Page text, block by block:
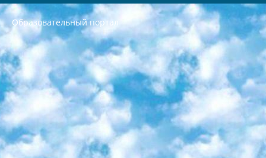
Образовательный портал
РЕСПУБЛИКА УЗБЕКИСТАН МИНИСТРЕРСТВО ДОШКОЛЬНОГО И ШКОЛЬНОГО ОБРАЗОВАНИЯ КОМАНДА в общеобразовательных учреждениях в 2023-2024 учебном году организация и проведение итоговой государственной аттестации обучающихся о Министра дошкольного и школьного образования Республики Узбекистан от 4 марта 2008 года (постановлением Минюста от 20 марта 2008 года № 1778 государственной регистрации) «Итоговое состояние учащихся общего среднего образования на основании положения об утверждении положения об аттестации общего среднего образования выпускной экзамен студентов в образовательных учреждениях в 2023-2024 учебном году В целях организации и прохождения аттестации приказываю: 1. Следующее: перечень предметов, по которым будет проводиться итоговая государственная аттестация и экзамен формы перевода согласно приложению 1; сертификаты международного образца, оценивающие уровень владения иностранными языками перечень согласно приложению 2; 2. Педагогический при специализированных образовательных учреждениях. научно-практический центр квалификации и международной оценки (Д.Давидова) 2024 г. До 25 марта: задания по предметам, по которым будет проводиться итоговая аттестация разработка и утверждение технических условий; итоговая аттестация на основании разработанного предметного задания разработка вопросов по предметам (устно и письменно), экзамен передача; общеобразовательные средние школы и специальные учебные заведения учащиеся выпускных классов школ и интернатов в агентской системе подготовка базы данных экзаменационных материалов и критериев оценки; перевод базы экзаменационных материалов на все языки обучения подать в Республиканский образовательный центр для изготовления; варианты экзаменов на основе разработанных контрольных материалов пусть будут поставлены задачи формирования. 3. Республиканский образовательный центр (Ш.Худайкулов) до 5 апреля 2024 года. до: база данных предоставленных экзаменационных материалов на все языки обучения перевод и экспертиза; для слепых, слабовидящих, глухих, слабослышащих и умственно отсталых детей учащиеся выпускных классов специализированных школ и школ-интернатов база данных экзаменационных материалов на всех преподаваемых языках подготовка критериев оценки; специализированные школы для умственно отсталых детей и технологии для учащихся выпускных классов школ-интернатов разработка соответствующих рекомендаций и критериев проведения ЕГЭ по естествознанию давать задания. 4. Педагогический при специализированных образовательных учреждениях. Научно-практический центр навыков и международной оценки (Д.Давидова), Республика образовательный центр (Худайкулов Ш.) итоговый государственный аттестационный экзамен ориентирован на творческое и логическое мышление при подготовке базы материалов учитывать введение заданий. 5. Следует отметить, что: сертификат государственного образца о знании общеобразовательного предмета и как минимум национальный уровень B1 по предметам на иностранных языках, указанным в Приложении 2. или международно признанный сертификат эквивалентного уровня студенты, изучающие определенный предмет, освобождаются от экзамена; по соответствующим предметам запланирована итоговая государственная аттестация за день до дня, путем жеребьевки Рабочей группой (в письменной форме по предметам, проводимым в форме) из числа сформированных вариантов выбрано 2 варианта; 2 выбранных варианта экзамена анонсированы на официальном сайте министерства и все выпускники по всей стране на основе этих вариантов проводит итоговую государственную аттестацию. 6. Государственное образование учащихся средних общеобразовательных учреждений. знания в соответствии с квалификационными требованиями, которые необходимо приобрести на основании стандартов итоговый (выпускной) контроль для 9 и 11 классов в целях тестирования Экзамены (далее – экзамены) состоят из предметов, перечисленных в приложении 1. будет сделано. 7. Экзамены пройдут с 26 мая по 15 июня 2024 г. (кроме науки физического воспитания). 8. Физическая для учащихся 9 классов общесредних образовательных учреждений. Экзамены по предмету «Образование, квалификация медицина» 1-6 мая 2024 года. сотрудники перевести под присмотр (с отклонениями в физическом или умственном развитии) специализированная школа для детей, школы-интернаты и со сколиозом школы-интернаты санаторного типа для больных детей исключены). 9. Он был слепым, слабовидящим и имел нарушения опорно-двигательного аппарата. экзамены в специализированных школах и интернатах для детей должны проводиться исходя из требований, предъявляемых к общеобразовательным учреждениям (физкультура кроме науки). 10. Специализированная школа для глухих и слабослышащих детей. и экзамены в интернатах и быть реализован в виде письменного теста по математике. 11. Специальность для умственно отсталых детей. Для 9 класса Родной язык и литературное письмо Государственный язык (язык обучения – узбекский). для неклассов) написано Математическое письмо Письменная/устная история Узбекистана Физическое воспитание практично Итоговый контроль Для 11 класса Написание родного языка и литературы (эссе) Математическое письмо Узбекский язык (обучение на узбекском языке) не посещающее общее среднее образование для учреждений)/Образовательное учреждение выбор письменный и устный Иностранный язык письменный/устный Письменная/устная история Узбекистана *По выбору студента:  Химия  Физика  Основы государственного права  География 10 бесплатных образовательных ресурсов - Мы составили подборку онлайн-проектов с интерактивными упражнениями, видеолекциями и статьями. Они помогут вам обрести новые и освежить старые знания бесплатно. 1. «ИНТУИТ» Старейшая образовательная площадка Рунета. Здесь вы найдёте сотни текстовых и видеокурсов на десятки различных тем — от программирования до психологии. Многие курсы подготовлены российскими университетами и крупными международными компаниями вроде Intel и Microsoft. Самостоятельное обучение бесплатное, но желающие могут оплатить услуги персональных наставников. 2. «Смартия» знакомит с актуальными профессиями и подсказывает, как им обучаться. Выбрав заинтересовавшую вас специальность — SMM-специалист, фотограф, веб-дизайнер или другую, — увидите список необходимых для неё умений. Чтобы вы могли освоить их самостоятельно, для каждого умения площадка отображает подборку ссылок на учебные материалы. Хотя «Смартия» ориентируется на русскоязычную аудиторию, часть контента всё же доступна только на английском. 3. «Лекторий Физтеха» Проект Московского физико-технического института (Физтеха). С его помощью вы можете смотреть онлайн серии лекций, записанные на видео в этом вузе. В числе доступных предметов — физика, биология, химия, информационные технологии и другие. К некоторым лекциям администрация ресурса прилагает готовые конспекты, которые можно скачивать в PDF-формате. 4. ITMOcourses Онлайн-площадка Санкт-Петербургского национального исследовательского университета информационных технологий, механики и оптики (ИТМО). Ресурс предоставляет свободный доступ к курсам, разработанным в этом вузе. Каталог материалов разбит на четыре категории: «Оптические системы и технологии», «Приборостроение и робототехника», «Информационные технологии» и «Биотехнологии». Курсы состоят из видеолекций, интерактивных демонстраций и заданий. 5. «КиберЛенинка» Электронная научная библиотека открытого доступа. Каталог площадки регулярно обрастает текстами статей из различных научных изданий. Сгруппированные по журналам и рубрикам публикации можно читать онлайн или скачивать целиком в PDF-формате. Проект нацелен на популяризацию науки за счёт открытого доступа к качественной информации. 6. «ПостНаука» На этом ресурсе публикуют подборки видеолекций, составленные экспертами из разных отраслей и объединённые общими темами. Среди них, к примеру, есть серии «Биоинформатика и геномика», «Культура средневековой Скандинавии» и Cinema Studies о теории кино. Каждая подборка лекций — логически связанная история, рассказанная экспертом от первого лица. Кроме того, на сайте появляются научно-образовательные статьи и тесты на разные темы. 7. «Newочём» Команда проекта «Newочём» отбирает самые интересные тексты из англоязычных СМИ и переводит те из них, за которые голосуют участники сообщества «ВКонтакте». По большей части это научно-популярные статьи. Редакторы придумывают лишь заголовки, в остальном содержание переводов соответствует оригиналам. Полные тексты можно читать прямо в социальной сети. 8. InternetUrok Онлайн-база материалов по основным дисциплинам школьной программы. Информация на сайте структурирована по классам, предметам и темам (урокам). Каждый урок состоит из видеолекций и конспектов. Есть также интерактивные тренажёры и тесты для закрепления пройденного материала. Даже если вы давно окончили школу, возможность повторить программу старших классов всегда может пригодиться. 9. Edutainme Ещё один ресурс об образовании. В отличие от Newtonew, как мне кажется, Edutainme больше ориентируется на представителей индустрии: педагогов, предпринимателей, разработчиков образовательных проектов. Но и любой, кто просто стремится к саморазвитию, найдёт на сайте много полезного и интересного для себя. Например, информацию о новых курсах и образовательных сервисах. 10. Newtonew Онлайн-медиа об образовании и обучении в широком смысле. Авторы Newtonew пишут об инструментах, заведениях, тактиках и стратегиях, которые помогают учить других и получать новые знания самостоятельно. На этой площадке вы найдёте новости, обзоры, аналитические мат